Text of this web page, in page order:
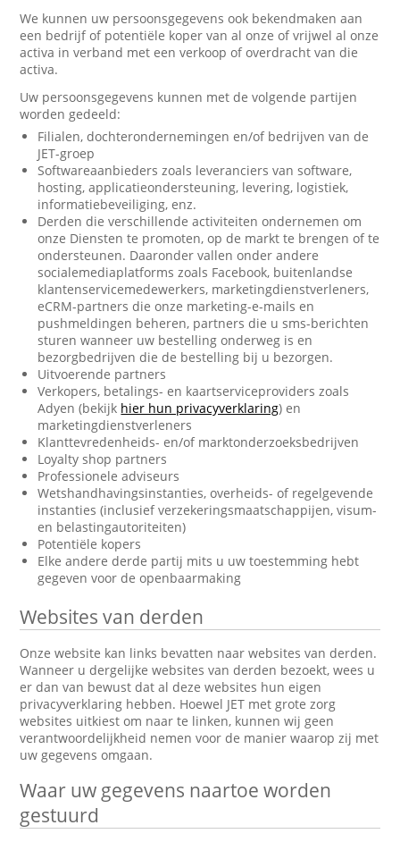
We kunnen uw persoonsgegevens ook bekendmaken aan
een bedrijf of potentiële koper van al onze of vrijwel al onze
activa in verband met een verkoop of overdracht van die
activa.
Uw persoonsgegevens kunnen met de volgende partijen
worden gedeeld:
Filialen, dochterondernemingen en/of bedrijven van de
JET-groep
Softwareaanbieders zoals leveranciers van software,
hosting, applicatieondersteuning, levering, logistiek,
informatiebeveiliging, enz.
Derden die verschillende activiteiten ondernemen om
onze Diensten te promoten, op de markt te brengen of te
ondersteunen. Daaronder vallen onder andere
socialemediaplatforms zoals Facebook, buitenlandse
klantenservicemedewerkers, marketingdienstverleners,
eCRM-partners die onze marketing-e-mails en
pushmeldingen beheren, partners die u sms-berichten
sturen wanneer uw bestelling onderweg is en
bezorgbedrijven die de bestelling bij u bezorgen.
Uitvoerende partners
Verkopers, betalings- en kaartserviceproviders zoals
Adyen (bekijk hier hun privacyverklaring) en
marketingdienstverleners
Klanttevredenheids- en/of marktonderzoeksbedrijven
Loyalty shop partners
Professionele adviseurs
Wetshandhavingsinstanties, overheids- of regelgevende
instanties (inclusief verzekeringsmaatschappijen, visum-
en belastingautoriteiten)
Potentiële kopers
Elke andere derde partij mits u uw toestemming hebt
gegeven voor de openbaarmaking
Websites van derden
Onze website kan links bevatten naar websites van derden.
Wanneer u dergelijke websites van derden bezoekt, wees u
er dan van bewust dat al deze websites hun eigen
privacyverklaring hebben. Hoewel JET met grote zorg
websites uitkiest om naar te linken, kunnen wij geen
verantwoordelijkheid nemen voor de manier waarop zij met
uw gegevens omgaan.
Waar uw gegevens naartoe worden
gestuurd